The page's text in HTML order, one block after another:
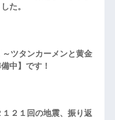
た。
ツタンカーメンと黄金
中】です！
２１回の地震、振り返